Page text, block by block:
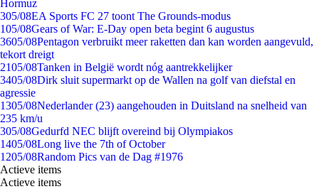
Hormuz
305/08EA Sports FC 27 toont The Grounds-modus
105/08Gears of War: E-Day open beta begint 6 augustus
3605/08Pentagon verbruikt meer raketten dan kan worden aangevuld,
tekort dreigt
2105/08Tanken in België wordt nóg aantrekkelijker
3405/08Dirk sluit supermarkt op de Wallen na golf van diefstal en
agressie
1305/08Nederlander (23) aangehouden in Duitsland na snelheid van
235 km/u
305/08Gedurfd NEC blijft overeind bij Olympiakos
1405/08Long live the 7th of October
1205/08Random Pics van de Dag #1976
Actieve items
Actieve items